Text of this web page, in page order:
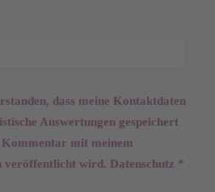
dass meine Kontaktdaten
Auswertungen gespeichert
Kommentar mit meinem
veröffentlicht wird. Datenschutz *